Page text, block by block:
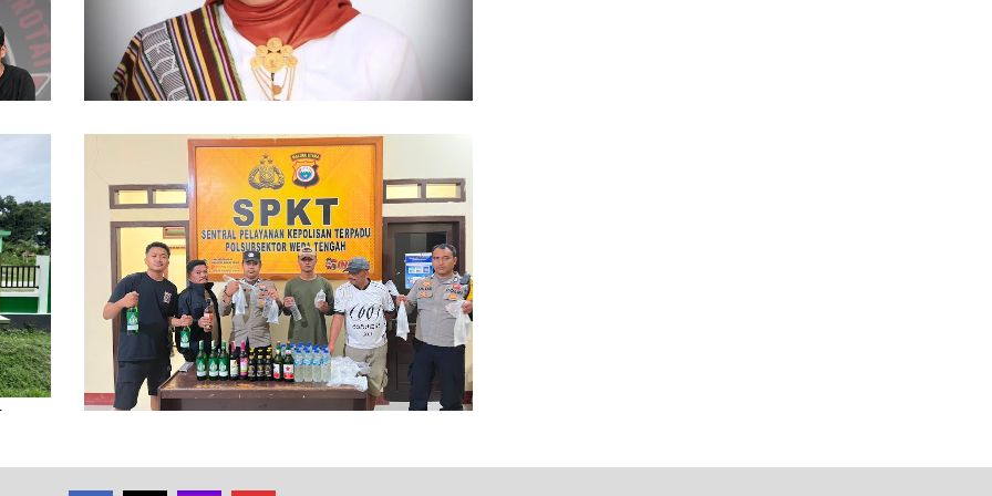
86 Kasus Kekerasan Perempuan dan Anak
Terjadi di Halmahera Tengah
Botol Miras Ilegal di Lelilef Waibulen